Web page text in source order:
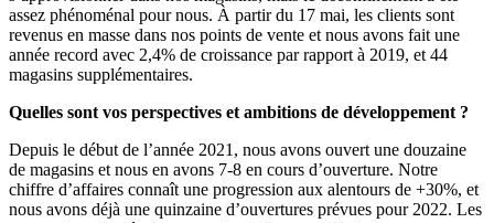
assez phénoménal pour nous. À partir du 17 mai, les clients sont
revenus en masse dans nos points de vente et nous avons fait une
année record avec 2,4% de croissance par rapport à 2019, et 44
magasins supplémentaires.
Quelles sont vos perspectives et ambitions de développement ?
Depuis le début de l’année 2021, nous avons ouvert une douzaine
de magasins et nous en avons 7-8 en cours d’ouverture. Notre
chiffre d’affaires connaît une progression aux alentours de +30%, et
nous avons déjà une quinzaine d’ouvertures prévues pour 2022. Les